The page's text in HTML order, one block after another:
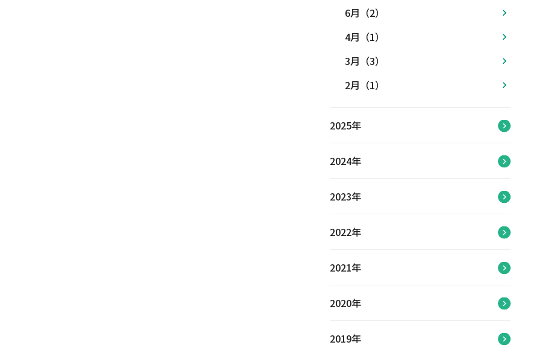
6月（2）
4月（1）
3月（3）
2月（1）
2025年
2024年
2023年
2022年
2021年
2020年
2019年